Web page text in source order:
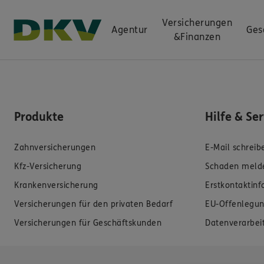
Agentur
Versicherungen
&Finanzen
Produkte
Zahnversicherungen
Kfz-Versicherung
Krankenversicherung
Versicherungen für den privaten Bedarf
Versicherungen für Geschäftskunden
Hilfe &
E-Mail
Schaden
EU-